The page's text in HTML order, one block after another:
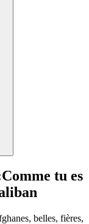
Comme tu es
belles, fières,